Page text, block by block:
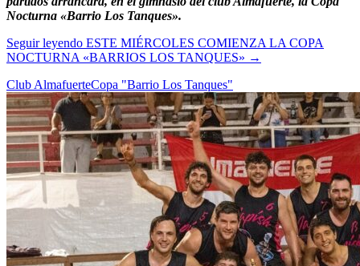
Nocturna «Barrio Los Tanques».
Seguir leyendo ESTE MIÉRCOLES COMIENZA LA COPA
NOCTURNA «BARRIOS LOS TANQUES» →
Club AlmafuerteCopa "Barrio Los Tanques"